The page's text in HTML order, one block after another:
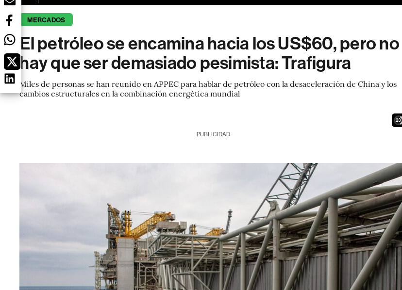
MERCADOS
El petróleo se encamina hacia los US$60, pero no
hay que ser demasiado pesimista: Trafigura
Miles de personas se han reunido en APPEC para hablar de petróleo con la desaceleración de China y los
cambios estructurales en la combinación energética mundial
22
PUBLICIDAD